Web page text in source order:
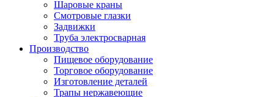
Шаровые краны
Смотровые глазки
Задвижки
Труба электросварная
Производство
Пищевое оборудование
Торговое оборудование
Изготовление деталей
Трапы нержавеющие